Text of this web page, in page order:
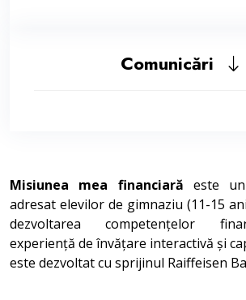
Comunicări
Misiunea mea financiară este
adresat elevilor de gimnaziu (11-15
dezvoltarea competențelor
experiență de învățare interactivă și
este dezvoltat cu sprijinul Raiffeisen